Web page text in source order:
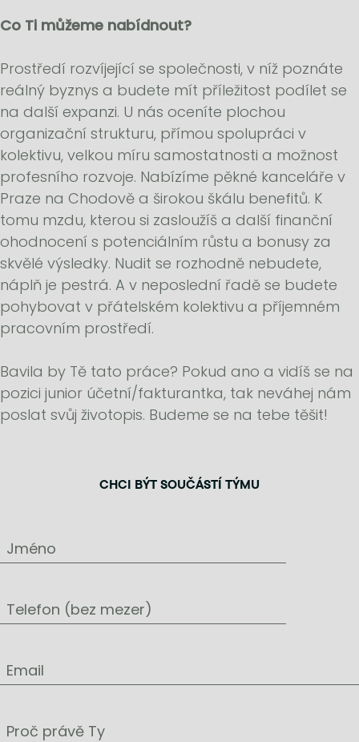
Co Ti můžeme nabídnout?
Prostředí rozvíjející se společnosti, v níž poznáte
reálný byznys a budete mít příležitost podílet se
na další expanzi. U nás oceníte plochou
organizační strukturu, přímou spolupráci v
kolektivu, velkou míru samostatnosti a možnost
profesního rozvoje. Nabízíme pěkné kanceláře v
Praze na Chodově a širokou škálu benefitů. K
tomu mzdu, kterou si zasloužíš a další finanční
ohodnocení s potenciálním růstu a bonusy za
skvělé výsledky. Nudit se rozhodně nebudete,
náplň je pestrá. A v neposlední řadě se budete
pohybovat v přátelském kolektivu a příjemném
pracovním prostředí.
Bavila by Tě tato práce? Pokud ano a vidíš se na
pozici junior účetní/fakturantka, tak neváhej nám
poslat svůj životopis. Budeme se na tebe těšit!
CHCI BÝT SOUČÁSTÍ TÝMU
Jméno
Telefon (bez mezer)
Email
Proč právě Ty